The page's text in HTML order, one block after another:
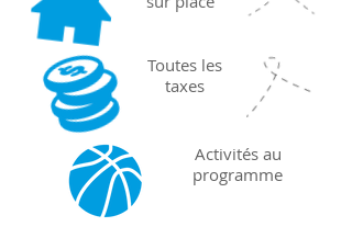
Toutes les
taxes
Activités au
programme